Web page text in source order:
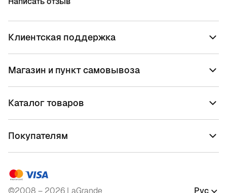
Клиентская поддержка
Магазин и пункт самовывоза
Каталог товаров
Покупателям
©2008 – 2026 LaGrande Рус